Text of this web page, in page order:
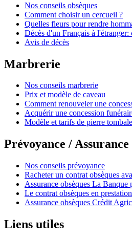
Nos conseils obsèques
Comment choisir un cercueil ?
Quelles fleurs pour rendre
Décès d'un Français à l'étranger:
Avis de décès
Marbrerie
Nos conseils marbrerie
Prix et modèle de caveau
Comment renouveler une
Acquérir une concession
Modèle et tarifs de pierre
Prévoyance / Assurance
Nos conseils prévoyance
Racheter un contrat obsèques
Assurance obsèques La Banque
Le contrat obsèques en
Assurance obsèques Crédit
Liens utiles